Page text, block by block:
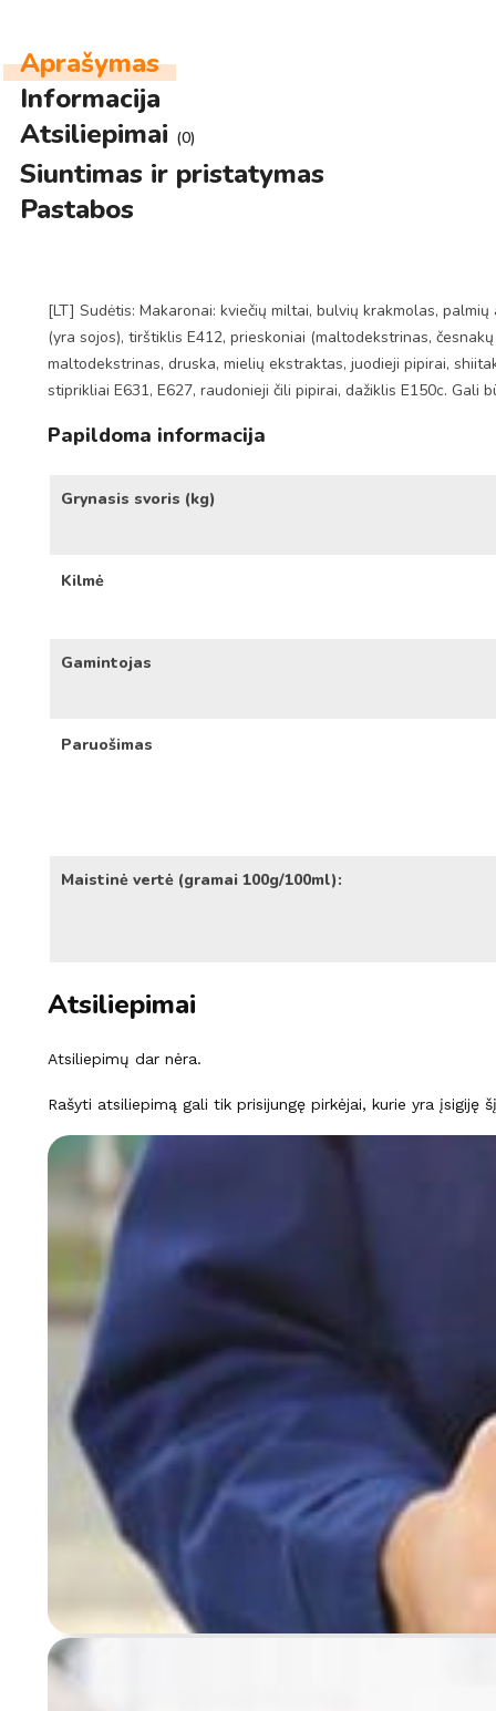
Aprašymas
Informacija
Atsiliepimai (0)
Siuntimas ir pristatymas
Pastabos
[LT] Sudėtis: Makaronai: kviečių miltai, bulvių krakmolas,
(yra sojos), tirštiklis E412, prieskoniai (maltodekstrinas,
maltodekstrinas, druska, mielių ekstraktas, juodieji pipirai,
stiprikliai E631, E627, raudonieji čili pipirai, dažiklis E150c. Gali
Papildoma informacija
Grynasis svoris (kg)
Kilmė
Gamintojas
Paruošimas
Maistinė vertė (gramai 100g/100ml):
Atsiliepimai
Atsiliepimų dar nėra.
Rašyti atsiliepimą gali tik prisijungę pirkėjai, kurie yra įsigiję